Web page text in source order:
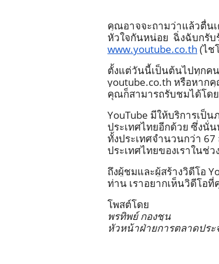
คุณอาจจะถามว่าแล้วตื่นเ
www.youtube.co.th (ไช
ตั้งแต่วันนี้เป็นต้นไปทุกค
youtube.co.th หรือหาก
คุณก็สามารถรับชมได้โดย
YouTube มีให้บริการเป็
ประเทศไทยอีกด้วย ซึ่งนั่
ทั้งประเทศจำนวนกว่า
ประเทศไทยของเราในช่
ถึงผู้ชมและผู้สร้างวิดีโอ
ท่าน เราอยากเห็นวิดีโอ
โพสต์โดย
พรทิพย์ กองชุน
หัวหน้าฝ่ายการตลาดประ